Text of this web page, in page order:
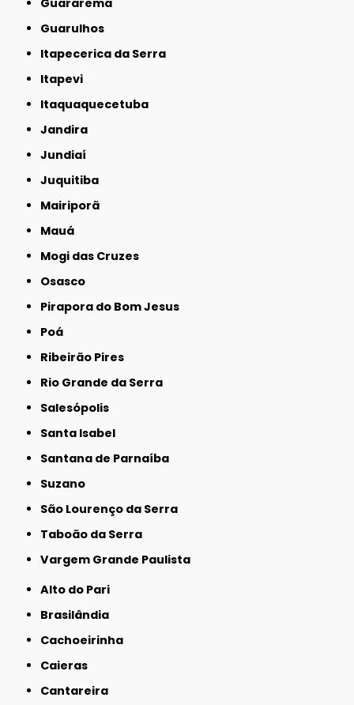
Guarulhos
Itapecerica da Serra
Itapevi
Itaquaquecetuba
Jandira
Jundiaí
Juquitiba
Mairiporã
Mauá
Mogi das Cruzes
Osasco
Pirapora do Bom Jesus
Poá
Ribeirão Pires
Rio Grande da Serra
Salesópolis
Santa Isabel
Santana de Parnaíba
Suzano
São Lourenço da Serra
Taboão da Serra
Vargem Grande Paulista
Alto do Pari
Brasilândia
Cachoeirinha
Caieras
Cantareira